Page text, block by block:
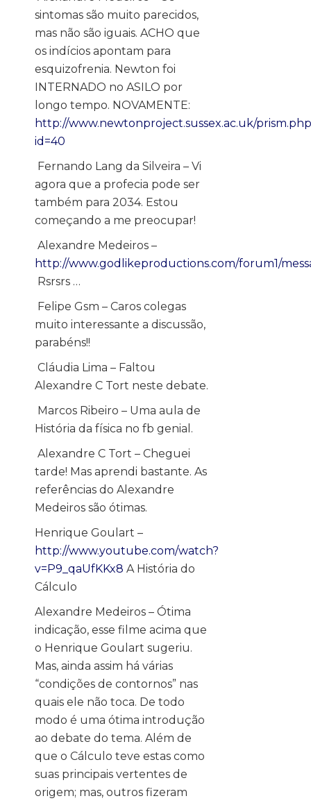
sintomas são muito parecidos,
mas não são iguais. ACHO que
os indícios apontam para
esquizofrenia. Newton foi
INTERNADO no ASILO por
longo tempo. NOVAMENTE:
http://www.newtonproject.sussex.ac.uk/
id=40
Fernando Lang da Silveira – Vi
agora que a profecia pode ser
também para 2034. Estou
começando a me preocupar!
Alexandre Medeiros –
http://www.godlikeproductions.com/forum1/
Rsrsrs …
Felipe Gsm – Caros colegas
muito interessante a discussão,
parabéns!!
Cláudia Lima – Faltou
Alexandre C Tort neste debate.
Marcos Ribeiro – Uma aula de
História da física no fb genial.
Alexandre C Tort – Cheguei
tarde! Mas aprendi bastante. As
referências do Alexandre
Medeiros são ótimas.
Henrique Goulart –
http://www.youtube.com/watch?
v=P9_qaUfKKx8 A História do
Cálculo
Alexandre Medeiros – Ótima
indicação, esse filme acima que
o Henrique Goulart sugeriu.
Mas, ainda assim há várias
“condições de contornos” nas
quais ele não toca. De todo
modo é uma ótima introdução
ao debate do tema. Além de
que o Cálculo teve estas como
suas principais vertentes de
origem; mas, outros fizeram